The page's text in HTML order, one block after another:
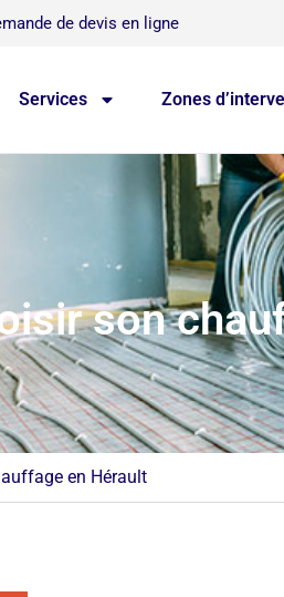
de devis en ligne
Services Zones
son
en Hérault